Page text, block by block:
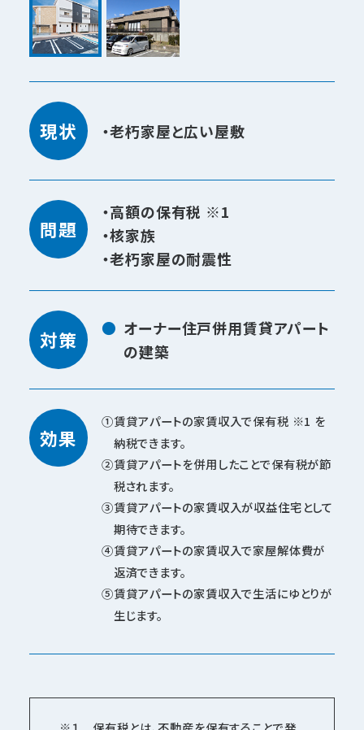
現状 ・老朽家屋と広い屋敷
問題
・高額の保有税 ※1
・核家族
・老朽家屋の耐震性
対策
オーナー住戸併用賃貸アパート
の建築
効果
賃貸アパートの家賃収入で保有税 ※1 を
納税できます。
賃貸アパートを併用したことで保有税が節
税されます。
賃貸アパートの家賃収入が収益住宅として
期待できます。
賃貸アパートの家賃収入で家屋解体費が
返済できます。
賃貸アパートの家賃収入で生活にゆとりが
生じます。